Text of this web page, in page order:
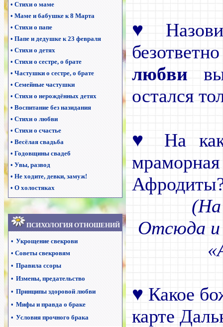
• Стихи о маме
• Маме и бабушке к 8 Марта
• Стихи о папе
• Папе и дедушке к 23 февраля
• Стихи о детях
• Стихи о сестре, о брате
• Частушки о сестре, о брате
• Семейные частушки
• Стихи о нерождённых детях
• Воспитание без назидания
• Стихи о любви
• Стихи о счастье
• Весёлая свадьба
• Годовщины свадеб
• Увы, развод
• Не ходите, девки, замуж!
• О холостяках
ПСИХОЛОГИЯ ОТНОШЕНИЙ
• Укрощение свекрови
• Советы свекровям
• Правила ссоры
• Измены, предательство
• Принципы здоровой любви
• Мифы и правда о браке
• Условия прочного брака
♥
любви
остался
♥
На
Отсюда и
♥ Какое
карте